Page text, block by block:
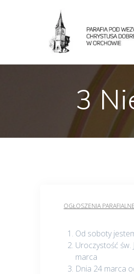
3
OGŁOSZENIA PARAFIALNE
Od soboty
Uroczystość św.
marca
Dnia 24 marca